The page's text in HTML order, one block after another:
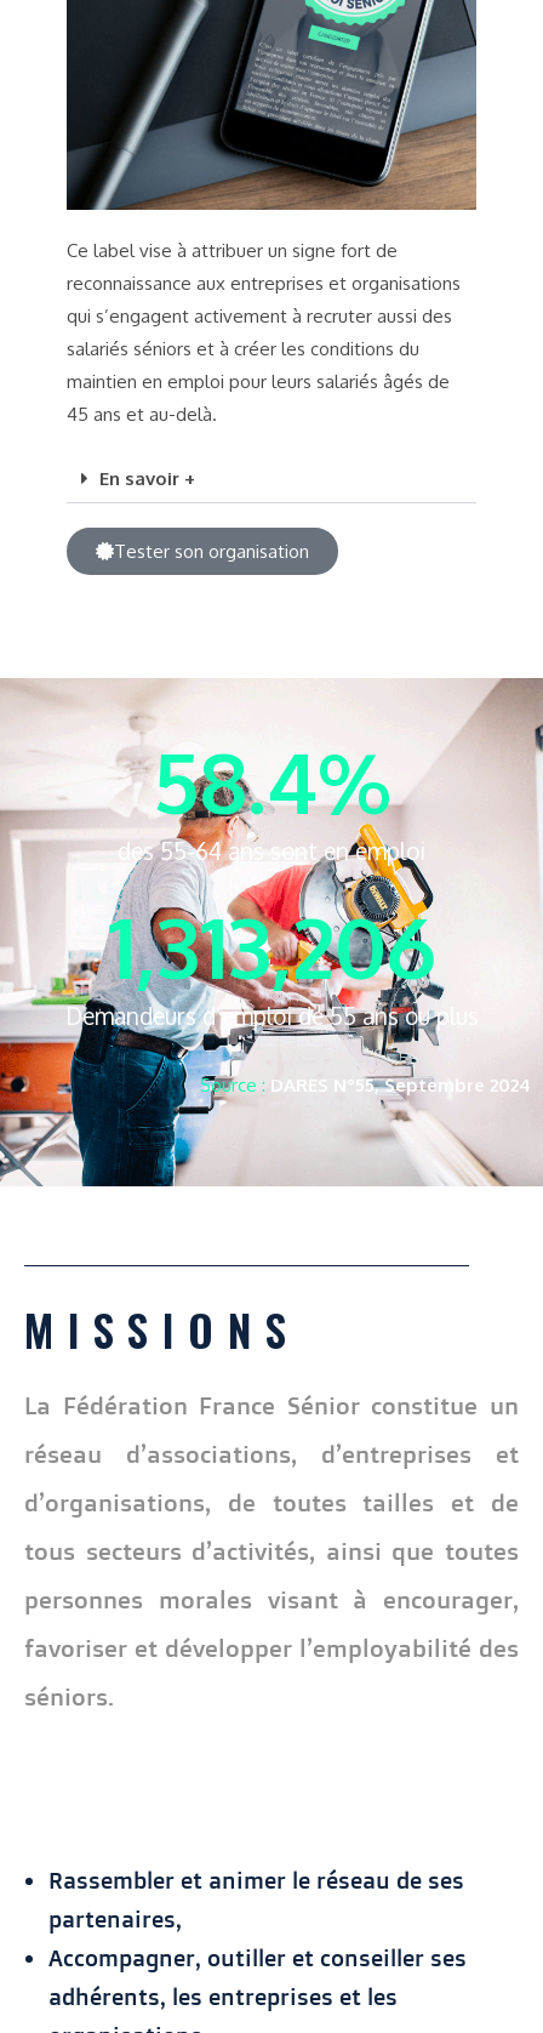
Ce label vise à attribuer un signe fort de
reconnaissance aux entreprises et organisations
qui s’engagent activement à recruter aussi des
salariés séniors et à créer les conditions du
maintien en emploi pour leurs salariés âgés de
45 ans et au-delà.
En savoir +
Tester son organisation
des 55-64 ans sont en emploi
58.4%
Demandeurs d’emploi de 55 ans ou plus
1,313,206
Source : DARES N°55, Septembre 2024
MISSIONS
La Fédération France Sénior constitue un
réseau d’associations, d’entreprises et
d’organisations, de toutes tailles et de
tous secteurs d’activités, ainsi que toutes
personnes morales visant à encourager,
favoriser et développer l’employabilité des
séniors.
Rassembler et animer le réseau de ses
partenaires,
Accompagner, outiller et conseiller ses
adhérents, les entreprises et les